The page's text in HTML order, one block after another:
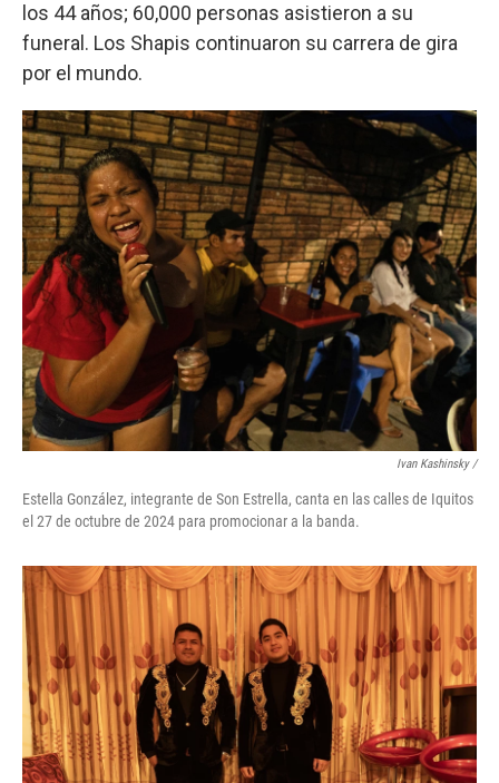
los 44 años; 60,000 personas asistieron a su
funeral. Los Shapis continuaron su carrera de gira
por el mundo.
Ivan Kashinsky/
Estella González, integrante de Son Estrella, canta en las calles de Iquitos
el 27 de octubre de 2024 para promocionar a la banda.